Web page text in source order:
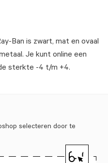
Ban is zwart, mat en ovaal
Je kunt online een
sterkte -4 t/m +4.
selecteren door te